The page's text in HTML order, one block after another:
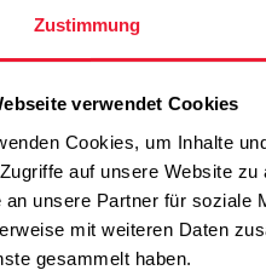
Zustimmung
verwendet Cookies
Cookies, um Inhalte
auf unsere Website
an unsere Partner für soziale
mit weiteren Daten
gesammelt haben.
die Schlagsahne oder